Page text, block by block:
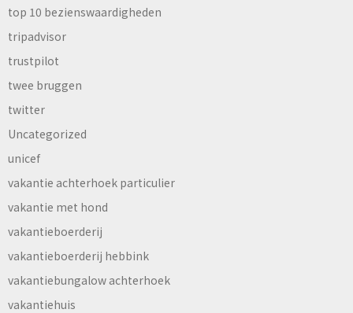
top 10 bezienswaardigheden
tripadvisor
trustpilot
twee bruggen
twitter
Uncategorized
unicef
vakantie achterhoek particulier
vakantie met hond
vakantieboerderij
vakantieboerderij hebbink
vakantiebungalow achterhoek
vakantiehuis